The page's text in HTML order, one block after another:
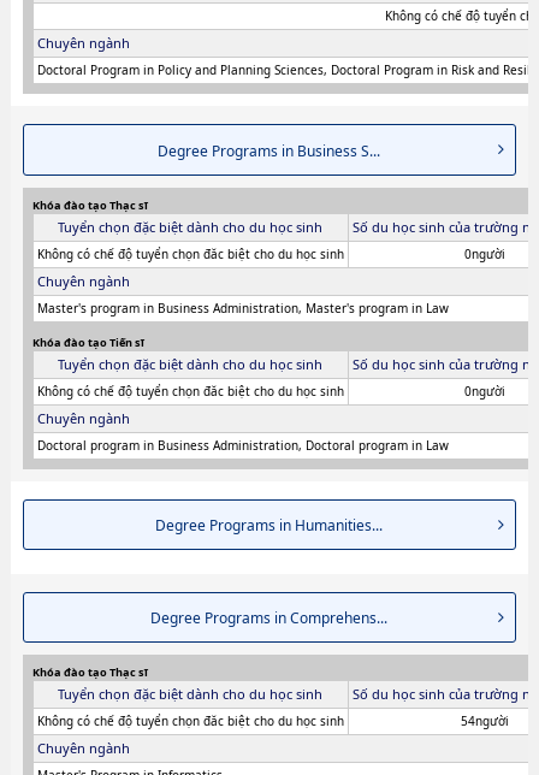
Không có chế độ tuyển
Chuyên ngành
Doctoral Program in Policy and Planning Sciences, Doctoral Program in Risk and
Degree Programs in Business S...
Khóa đào tạo Thạc sĩ
Tuyển chọn đặc biệt dành cho du học sinh Số du học sinh của trường
Không có chế độ tuyển chọn đăc biệt cho du học sinh 0người
Chuyên ngành
Master's program in Business Administration, Master's program in Law
Khóa đào tạo Tiến sĩ
Tuyển chọn đặc biệt dành cho du học sinh Số du học sinh của trường
Không có chế độ tuyển chọn đăc biệt cho du học sinh 0người
Chuyên ngành
Doctoral program in Business Administration, Doctoral program in Law
Degree Programs in Humanities...
Degree Programs in Comprehens...
Khóa đào tạo Thạc sĩ
Tuyển chọn đặc biệt dành cho du học sinh Số du học sinh của trường
Không có chế độ tuyển chọn đăc biệt cho du học sinh 54người
Chuyên ngành